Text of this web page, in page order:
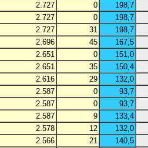
2.727 0
198,7
2.727 0
198,7
2.727 31
198,7
2.696 45
167,5
2.651 0
151,0
2.651 35
150,4
2.616 29
132,0
2.587 0
93,7
2.587 0
93,7
2.587 9
133,4
2.578 12
132,0
2.566 21
140,5